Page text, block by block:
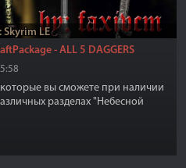
Skyrim LE
- ALL 5 DAGGERS
вы сможете при наличии
разделах "Небесной